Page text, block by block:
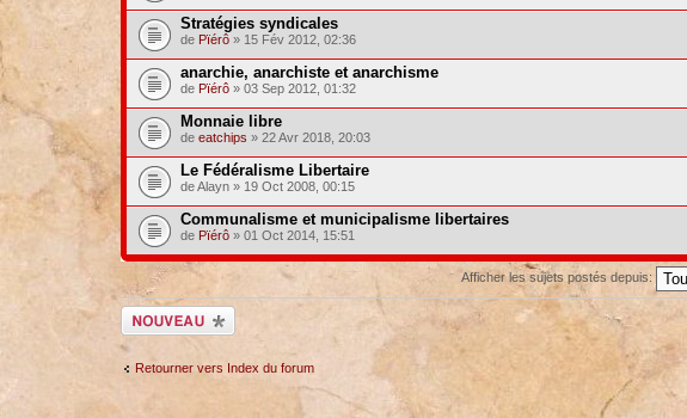
Stratégies syndicales
de Pïérô» 15 Fév 2012, 02:36
anarchie, anarchiste et anarchisme
de Pïérô» 03 Sep 2012, 01:32
Monnaie libre
de eatchips » 22 Avr 2018, 20:03
Le Fédéralisme Libertaire
de Alayn » 19 Oct 2008, 00:15
Communalisme et municipalisme libertaires
de Pïérô» 01 Oct 2014, 15:51
Afficher les sujets postés depuis:
Ecrire un nouveau
sujet
Retourner vers Index du forum